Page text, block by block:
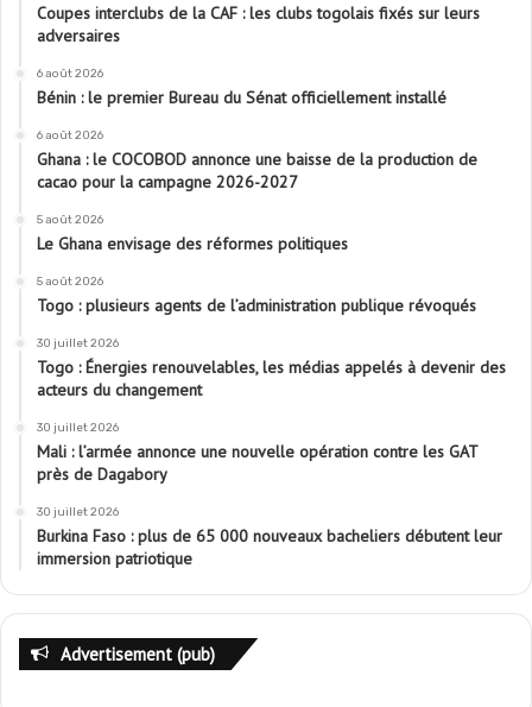
Coupes interclubs de la CAF : les clubs togolais fixés sur leurs
adversaires
6 août 2026
Bénin : le premier Bureau du Sénat officiellement installé
6 août 2026
Ghana : le COCOBOD annonce une baisse de la production de
cacao pour la campagne 2026-2027
5 août 2026
Le Ghana envisage des réformes politiques
5 août 2026
Togo : plusieurs agents de l’administration publique révoqués
30 juillet 2026
Togo : Énergies renouvelables, les médias appelés à devenir des
acteurs du changement
30 juillet 2026
Mali : l’armée annonce une nouvelle opération contre les GAT
près de Dagabory
30 juillet 2026
Burkina Faso : plus de 65 000 nouveaux bacheliers débutent leur
immersion patriotique
Advertisement (pub)